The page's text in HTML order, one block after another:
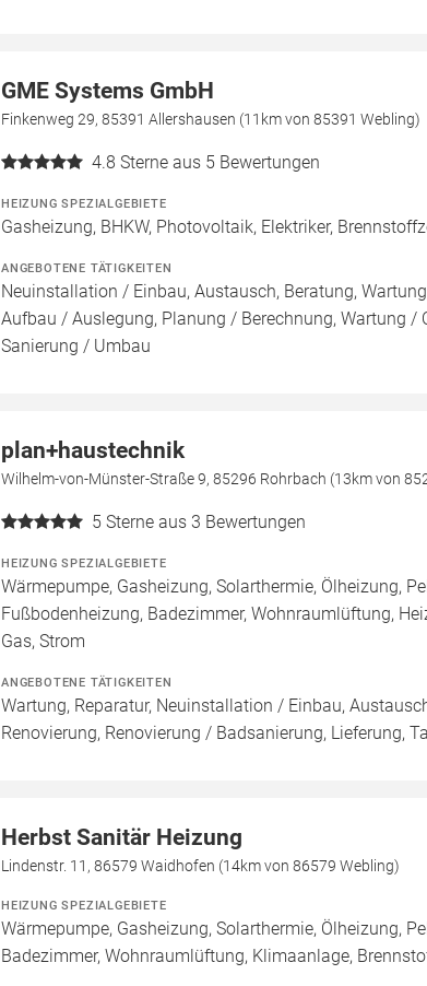
GME Systems GmbH
Finkenweg 29, 85391 Allershausen (11km von 85391 Webling)
4.8 Sterne aus 5 Bewertungen
HEIZUNG SPEZIALGEBIETE
Gasheizung, BHKW, Photovoltaik, Elektriker,
ANGEBOTENE TÄTIGKEITEN
Neuinstallation / Einbau, Austausch, Beratung,
Aufbau / Auslegung, Planung / Berechnung, Wartung /
Sanierung / Umbau
plan+haustechnik
Wilhelm-von-Münster-Straße 9, 85296 Rohrbach (13km von
5 Sterne aus 3 Bewertungen
HEIZUNG SPEZIALGEBIETE
Wärmepumpe, Gasheizung, Solarthermie, Ölheizung,
Fußbodenheizung, Badezimmer, Wohnraumlüftung,
Gas, Strom
ANGEBOTENE TÄTIGKEITEN
Wartung, Reparatur, Neuinstallation / Einbau,
Renovierung, Renovierung / Badsanierung, Lieferung,
Herbst Sanitär Heizung
Lindenstr. 11, 86579 Waidhofen (14km von 86579 Webling)
HEIZUNG SPEZIALGEBIETE
Wärmepumpe, Gasheizung, Solarthermie, Ölheizung,
Badezimmer, Wohnraumlüftung, Klimaanlage,